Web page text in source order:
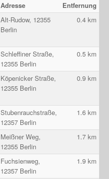
Adresse
Entfernung
Alt-Rudow, 12355
Berlin
0.4 km
Schleffiner Straße,
12355 Berlin
0.5 km
Köpenicker Straße,
12355 Berlin
0.9 km
Stubenrauchstraße,
12357 Berlin
1.6 km
Meißner Weg,
12355 Berlin
1.7 km
Fuchsienweg,
12357 Berlin
1.9 km